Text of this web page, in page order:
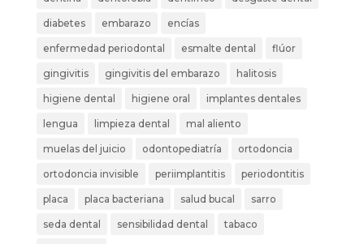
diabetes embarazo encías
enfermedad periodontal esmalte dental flúor
gingivitis gingivitis del embarazo halitosis
higiene dental higiene oral implantes dentales
lengua limpieza dental mal aliento
muelas del juicio odontopediatría ortodoncia
ortodoncia invisible periimplantitis periodontitis
placa placa bacteriana salud bucal sarro
seda dental sensibilidad dental tabaco